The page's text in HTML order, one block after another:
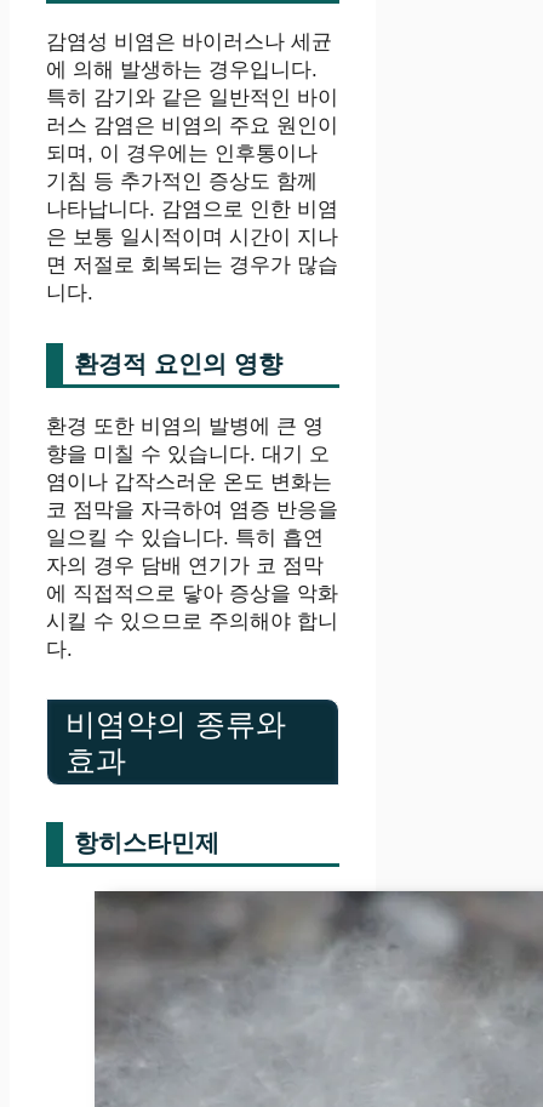
감염성 비염은 바이러스나 세균
에 의해 발생하는 경우입니다.
특히 감기와 같은 일반적인 바이
러스 감염은 비염의 주요 원인이
되며, 이 경우에는 인후통이나
기침 등 추가적인 증상도 함께
나타납니다. 감염으로 인한 비염
은 보통 일시적이며 시간이 지나
면 저절로 회복되는 경우가 많습
니다.
환경적 요인의 영향
환경 또한 비염의 발병에 큰 영
향을 미칠 수 있습니다. 대기 오
염이나 갑작스러운 온도 변화는
코 점막을 자극하여 염증 반응을
일으킬 수 있습니다. 특히 흡연
자의 경우 담배 연기가 코 점막
에 직접적으로 닿아 증상을 악화
시킬 수 있으므로 주의해야 합니
다.
비염약의 종류와
효과
항히스타민제